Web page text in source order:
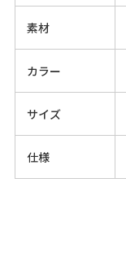
素材
カラー
サイズ
仕様